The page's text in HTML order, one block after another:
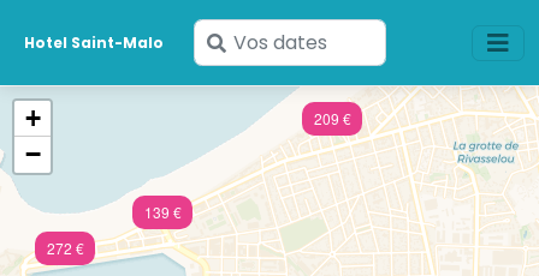
Hotel Saint-Malo
Saisissez
vos
dates
209 €
272 €
139 €
+
−